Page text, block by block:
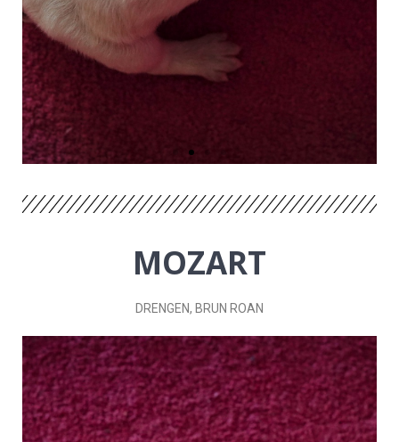
MOZART
DRENGEN, BRUN ROAN